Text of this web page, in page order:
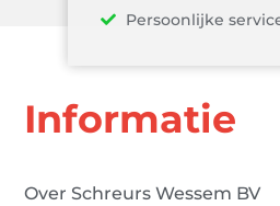
Persoonlijke service
Informatie
Over Schreurs Wessem BV